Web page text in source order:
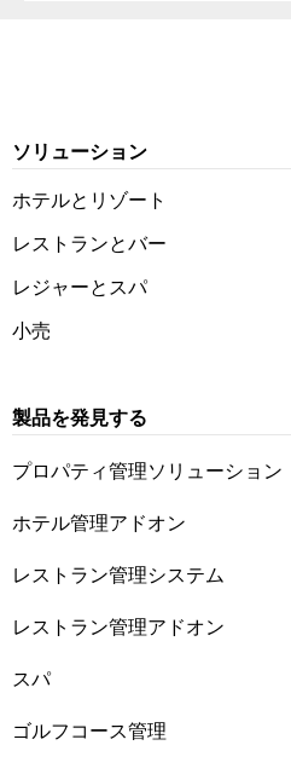
ソリューション
ホテルとリゾート
レストランとバー
レジャーとスパ
小売
製品を発見する
プロパティ管理ソリューション
ホテル管理アドオン
レストラン管理システム
レストラン管理アドオン
スパ
ゴルフコース管理